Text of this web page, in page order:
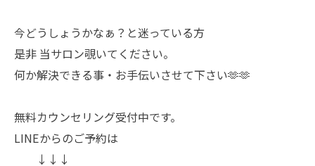
今どうしょうかなぁ？と迷っている方
是非 当サロン覗いてください。
何か解決できる事・お手伝いさせて下さい🫶🫶
無料カウンセリング受付中です。
LINEからのご予約は
↓↓↓